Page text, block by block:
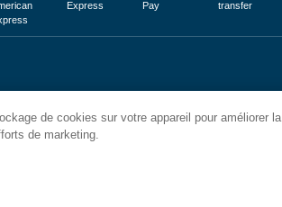
de cookies sur votre appareil pour améliorer la
de marketing.